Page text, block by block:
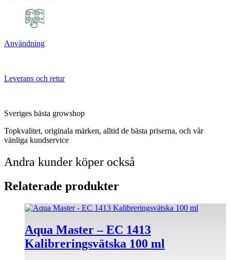
Användning
Leverans och retur
Sveriges bästa growshop
Topkvalitet, originala märken, alltid de bästa priserna, och vår
vänliga kundservice
Andra kunder köper också
Relaterade produkter
Aqua Master – EC 1413
Kalibreringsvätska 100 ml